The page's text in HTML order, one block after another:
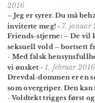
2016
– Jeg er syrer. Du må
inviterte meg! - 7. januar
Friends-stjerne: – De vil
seksuell vold – bortsett
- Med falsk
vi ønsket - 1. februar 2016
Drevdal-dommen er en
som overgriper. Den
- Voldtekt trigges først